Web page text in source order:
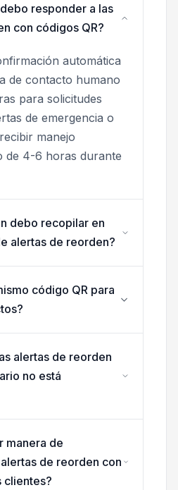
responder a las
con códigos QR?
automática
de contacto humano
para solicitudes
de emergencia o
manejo
de 4-6 horas durante
debo recopilar en
alertas de reorden?
código QR para
alertas de reorden
no está
manera de
de reorden con
clientes?